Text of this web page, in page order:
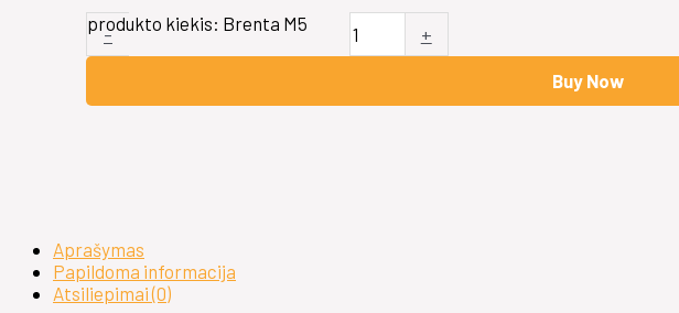
-
produkto kiekis: Brenta M5 +
Buy Now
Aprašymas
Papildoma informacija
Atsiliepimai (0)